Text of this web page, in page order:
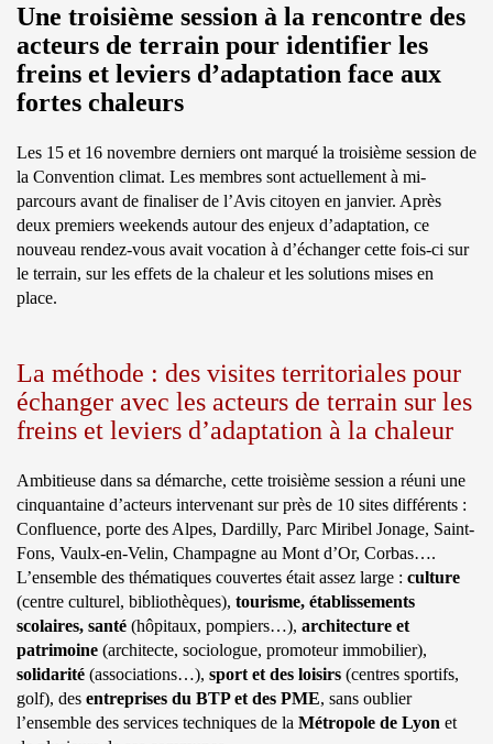
Une troisième session à la rencontre des
acteurs de terrain pour identifier les
freins et leviers d’adaptation face aux
fortes chaleurs
Les 15 et 16 novembre derniers ont marqué la troisième session de
la Convention climat. Les membres sont actuellement à mi-
parcours avant de finaliser de l’Avis citoyen en janvier. Après
deux premiers weekends autour des enjeux d’adaptation, ce
nouveau rendez-vous avait vocation à d’échanger cette fois-ci sur
le terrain, sur les effets de la chaleur et les solutions mises en
place.
La méthode : des visites territoriales pour
échanger avec les acteurs de terrain sur les
freins et leviers d’adaptation à la chaleur
Ambitieuse dans sa démarche, cette troisième session a réuni une
cinquantaine d’acteurs intervenant sur près de 10 sites différents :
Confluence, porte des Alpes, Dardilly, Parc Miribel Jonage, Saint-
Fons, Vaulx-en-Velin, Champagne au Mont d’Or, Corbas….
L’ensemble des thématiques couvertes était assez large : culture
(centre culturel, bibliothèques), tourisme, établissements
scolaires, santé (hôpitaux, pompiers…), architecture et
patrimoine (architecte, sociologue, promoteur immobilier),
solidarité (associations…), sport et des loisirs (centres sportifs,
golf), des entreprises du BTP et des PME, sans oublier
l’ensemble des services techniques de la Métropole de Lyon et